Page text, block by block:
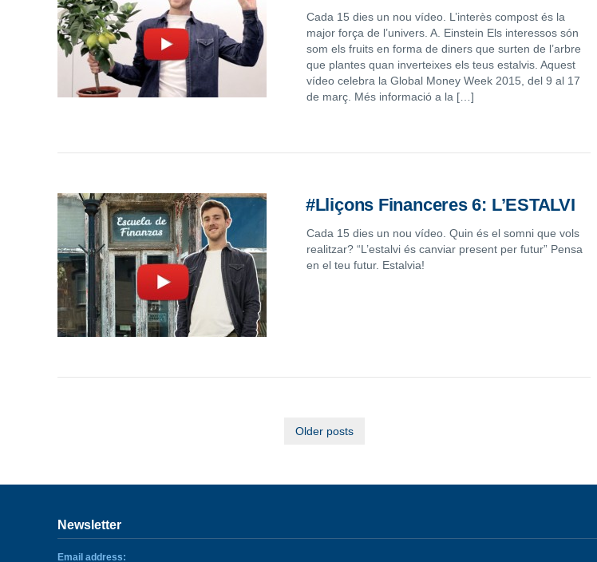
Cada 15 dies un nou vídeo. L’interès compost és la
major força de l’univers. A. Einstein Els interessos són
som els fruits en forma de diners que surten de l’arbre
que plantes quan inverteixes els teus estalvis. Aquest
vídeo celebra la Global Money Week 2015, del 9 al 17
de març. Més informació a la […]
#Lliçons Financeres 6: L’ESTALVI
Cada 15 dies un nou vídeo. Quin és el somni que vols
realitzar? “L’estalvi és canviar present per futur” Pensa
en el teu futur. Estalvia!
Older posts
Newsletter
Email address: